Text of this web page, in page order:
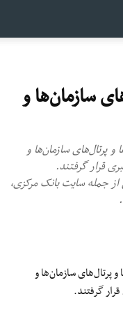
سازمان‌ها و
و پرتال‌های سازمان‌ها و
قرار گرفتند.
جمله سایت بانک مرکزی،
پرتال‌های سازمان‌ها و
گرفتند.